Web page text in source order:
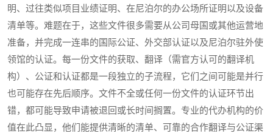
明、过往类似项目业绩证明、在尼泊尔的办公场所证明以及设备
清单等。难题在于，这些文件很多需要从公司母国或其他运营地
准备，并完成一连串的国际公证、外交部认证以及尼泊尔驻外使
领馆的认证。每一份文件的获取、翻译（需官方认可的翻译机
构）、公证和认证都是一段独立的子流程，它们之间可能是并行
也可能存在先后顺序。文件不全或任何一份文件的认证环节出
错，都可能导致申请被退回或长时间搁置。专业的代办机构的价
值在此凸显，他们能提供清晰的清单、可靠的合作翻译与公证渠